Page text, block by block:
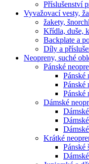
Příslušenství
Vyvažovací vesty,
žakety,
Křídla, duše,
Backplate a
Díly a
Neopreny, suché
Pánské
Pánské
Pánské
Pánské
Dámské
Krátké
Pánské